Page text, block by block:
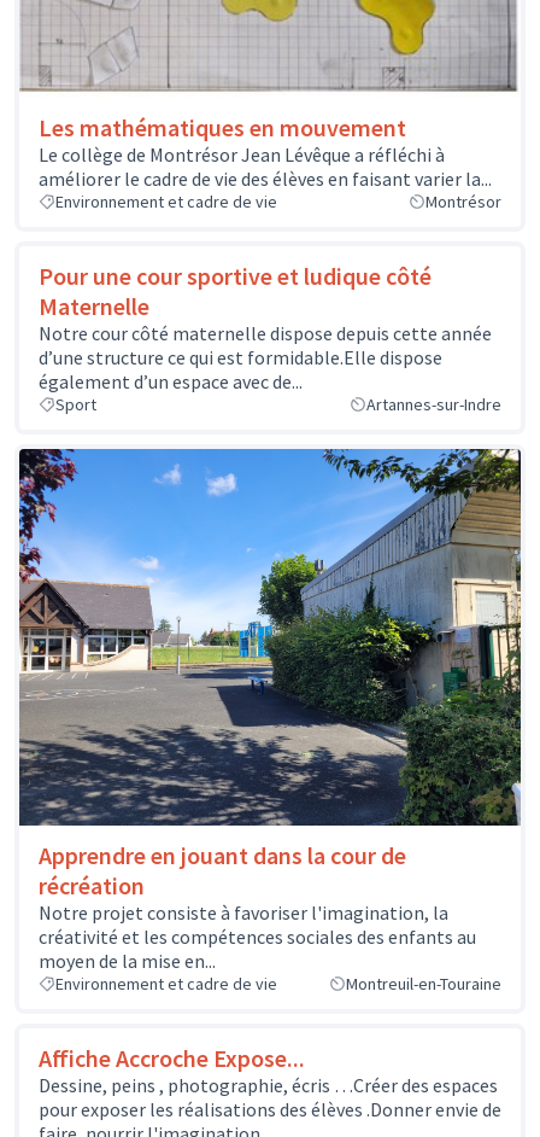
Les mathématiques en mouvement
Le collège de Montrésor Jean Lévêque a réfléchi à
améliorer le cadre de vie des élèves en faisant varier la...
Environnement et cadre de vie Montrésor
Pour une cour sportive et ludique côté
Maternelle
Notre cour côté maternelle dispose depuis cette année
d’une structure ce qui est formidable.Elle dispose
également d’un espace avec de...
Sport Artannes-sur-Indre
Apprendre en jouant dans la cour de
récréation
Notre projet consiste à favoriser l'imagination, la
créativité et les compétences sociales des enfants au
moyen de la mise en...
Environnement et cadre de vie Montreuil-en-Touraine
Affiche Accroche Expose...
Dessine, peins , photographie, écris …Créer des espaces
pour exposer les réalisations des élèves .Donner envie de